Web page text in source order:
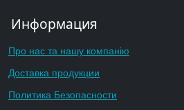
Информация
Про нас та нашу компанію
Доставка продукции
Политика Безопасности